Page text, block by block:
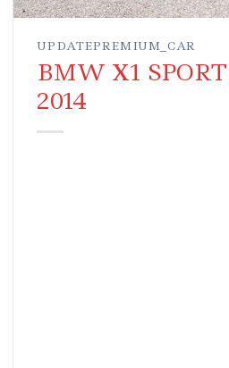
UPDATEPREMIUM_CAR
BMW X1
2014